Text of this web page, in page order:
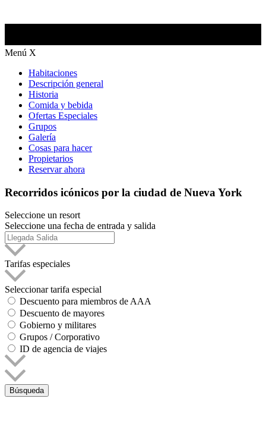
Menú X
Habitaciones
Descripción general
Historia
Comida y bebida
Ofertas Especiales
Grupos
Galería
Cosas para hacer
Propietarios
Reservar ahora
Recorridos icónicos por la ciudad de Nueva York
Seleccione un resort
Seleccione una fecha de entrada y salida
Tarifas especiales
Seleccionar tarifa especial
Descuento para miembros de AAA
Descuento de mayores
Gobierno y militares
Grupos / Corporativo
ID de agencia de viajes
Búsqueda